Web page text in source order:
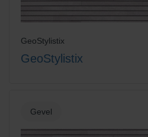
GeoStylistix
GeoStylistix
Gevel